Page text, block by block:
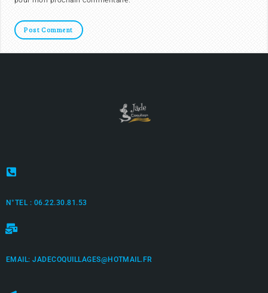
N°TEL : 06.22.30.81.53
EMAIL: JADECOQUILLAGES@HOTMAIL.FR